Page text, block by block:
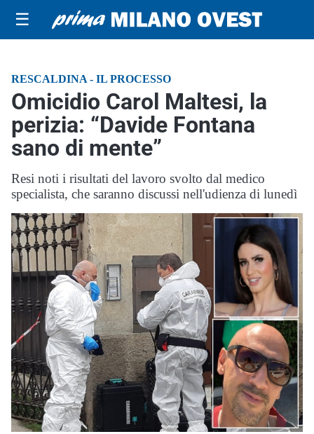
☰
RESCALDINA - IL PROCESSO
Omicidio Carol Maltesi, la
perizia: “Davide Fontana
sano di mente”
Resi noti i risultati del lavoro svolto dal medico
specialista, che saranno discussi nell'udienza di lunedì